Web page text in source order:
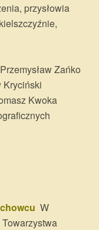
przysłowia
Zańko
Kryciński
Kwoka
W